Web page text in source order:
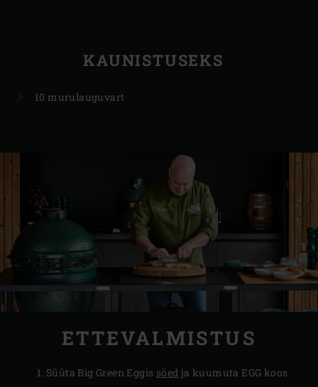
KAUNISTUSEKS
10 murulauguvart
ETTEVALMISTUS
Süüta Big Green Eggis söed ja kuumuta EGG koos